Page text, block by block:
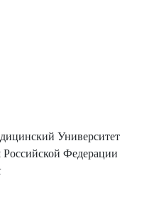
Университет
Российской Федерации